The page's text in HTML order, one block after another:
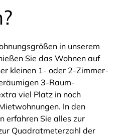
in unserem
Sie das Wohnen auf
kleinen 1- oder 2-Zimmer-
3-Raum-
viel Platz in noch
In den
erfahren Sie alles zur
Quadratmeterzahl der